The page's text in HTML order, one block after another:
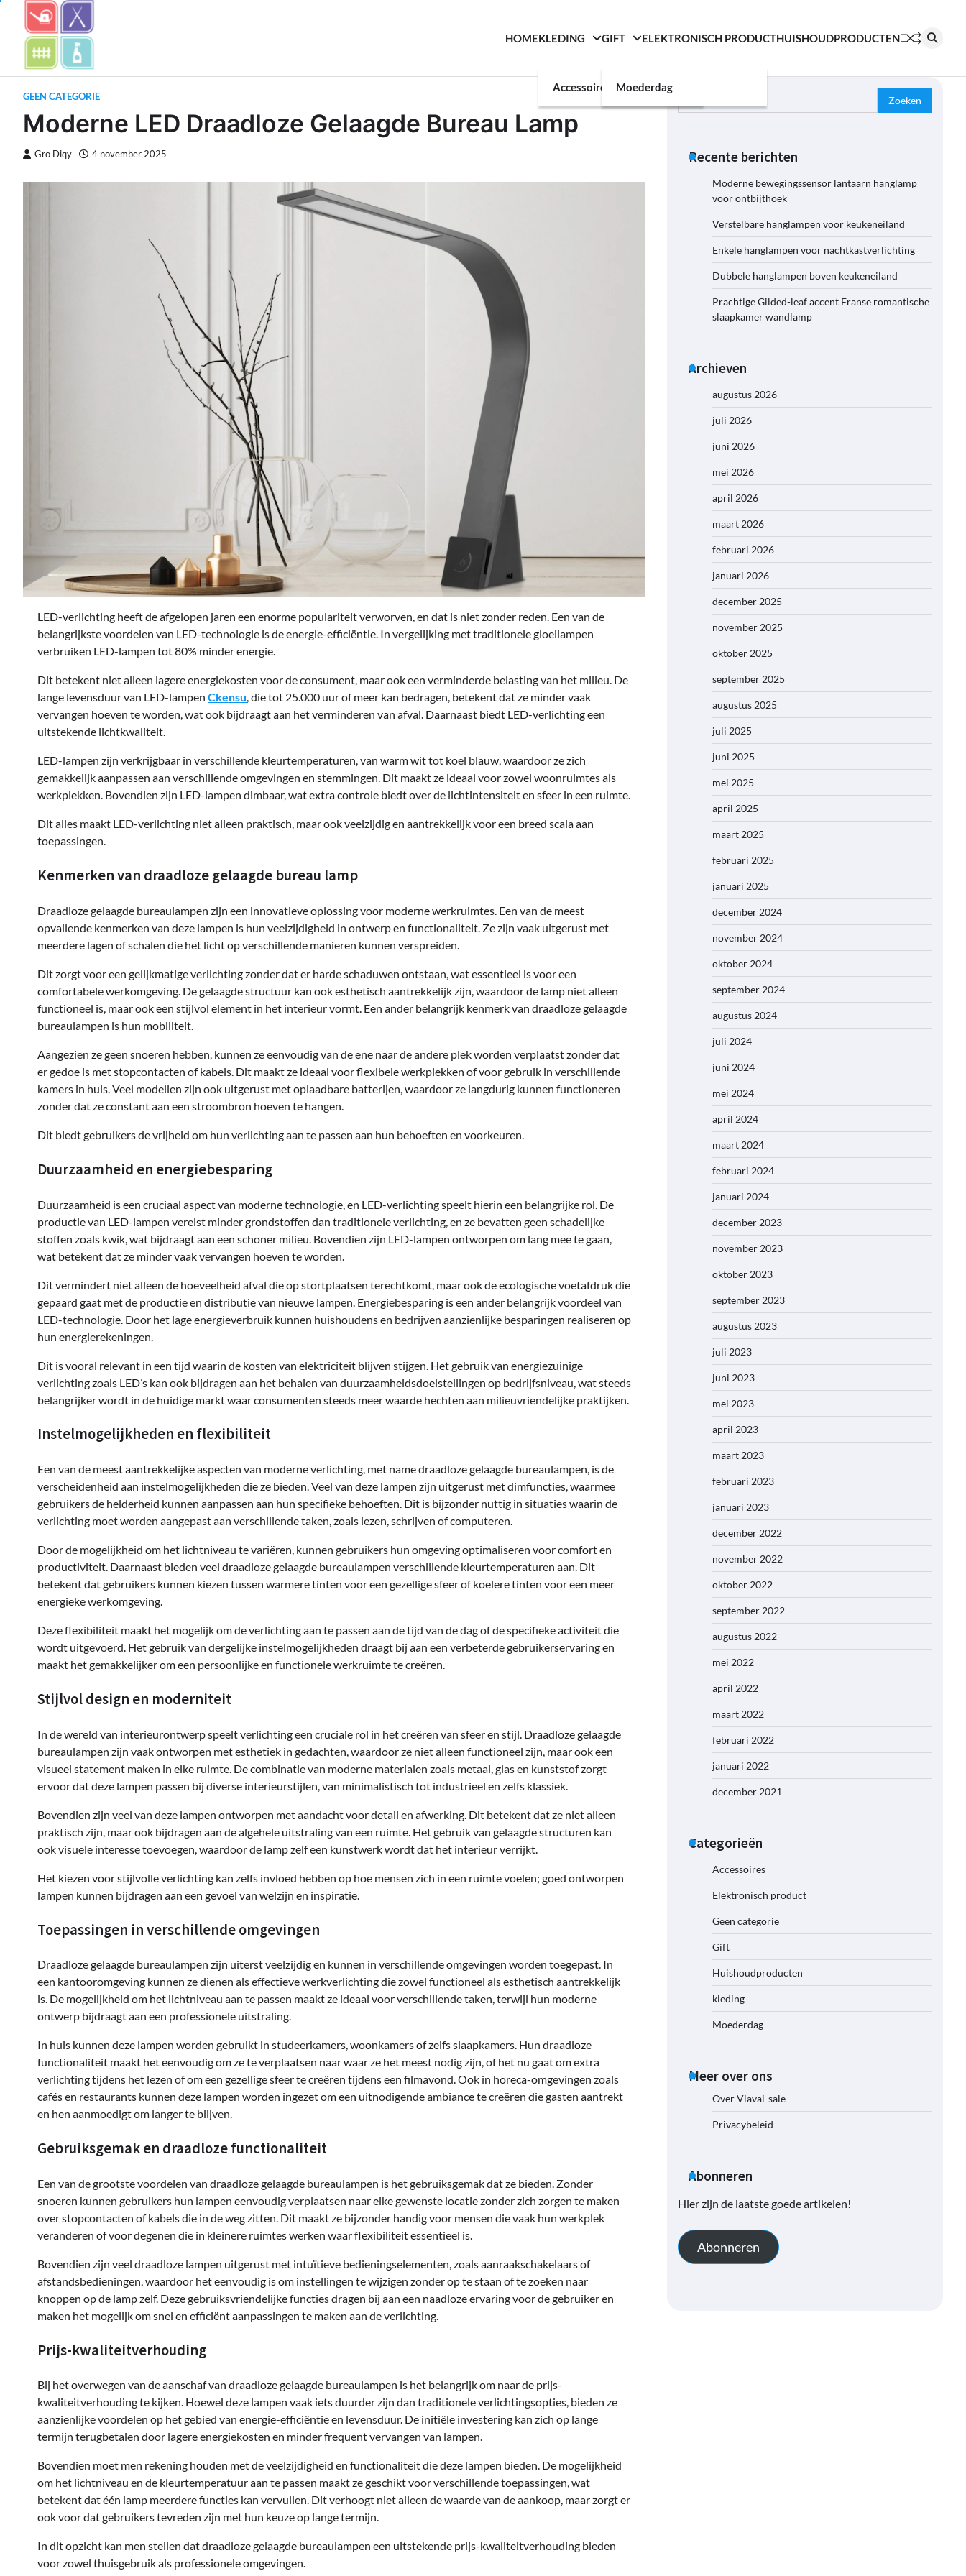
content
HOMEKLEDING
Accessoires
GIFT
Moederdag
ELEKTRONISCH PRODUCTHUISHOUDPRODUCTEN
GEEN CATEGORIE
Moderne LED Draadloze Gelaagde Bureau Lamp
Gro Diqy 4 november 2025
LED-verlichting heeft de afgelopen jaren een enorme populariteit verworven, en dat is niet zonder reden. Een van de
belangrijkste voordelen van LED-technologie is de energie-efficiëntie. In vergelijking met traditionele gloeilampen
verbruiken LED-lampen tot 80% minder energie.
Dit betekent niet alleen lagere energiekosten voor de consument, maar ook een verminderde belasting van het milieu. De
lange levensduur van LED-lampen Ckensu, die tot 25.000 uur of meer kan bedragen, betekent dat ze minder vaak
vervangen hoeven te worden, wat ook bijdraagt aan het verminderen van afval. Daarnaast biedt LED-verlichting een
uitstekende lichtkwaliteit.
LED-lampen zijn verkrijgbaar in verschillende kleurtemperaturen, van warm wit tot koel blauw, waardoor ze zich
gemakkelijk aanpassen aan verschillende omgevingen en stemmingen. Dit maakt ze ideaal voor zowel woonruimtes als
werkplekken. Bovendien zijn LED-lampen dimbaar, wat extra controle biedt over de lichtintensiteit en sfeer in een ruimte.
Dit alles maakt LED-verlichting niet alleen praktisch, maar ook veelzijdig en aantrekkelijk voor een breed scala aan
toepassingen.
Kenmerken van draadloze gelaagde bureau lamp
Draadloze gelaagde bureaulampen zijn een innovatieve oplossing voor moderne werkruimtes. Een van de meest
opvallende kenmerken van deze lampen is hun veelzijdigheid in ontwerp en functionaliteit. Ze zijn vaak uitgerust met
meerdere lagen of schalen die het licht op verschillende manieren kunnen verspreiden.
Dit zorgt voor een gelijkmatige verlichting zonder dat er harde schaduwen ontstaan, wat essentieel is voor een
comfortabele werkomgeving. De gelaagde structuur kan ook esthetisch aantrekkelijk zijn, waardoor de lamp niet alleen
functioneel is, maar ook een stijlvol element in het interieur vormt. Een ander belangrijk kenmerk van draadloze gelaagde
bureaulampen is hun mobiliteit.
Aangezien ze geen snoeren hebben, kunnen ze eenvoudig van de ene naar de andere plek worden verplaatst zonder dat
er gedoe is met stopcontacten of kabels. Dit maakt ze ideaal voor flexibele werkplekken of voor gebruik in verschillende
kamers in huis. Veel modellen zijn ook uitgerust met oplaadbare batterijen, waardoor ze langdurig kunnen functioneren
zonder dat ze constant aan een stroombron hoeven te hangen.
Dit biedt gebruikers de vrijheid om hun verlichting aan te passen aan hun behoeften en voorkeuren.
Duurzaamheid en energiebesparing
Duurzaamheid is een cruciaal aspect van moderne technologie, en LED-verlichting speelt hierin een belangrijke rol. De
productie van LED-lampen vereist minder grondstoffen dan traditionele verlichting, en ze bevatten geen schadelijke
stoffen zoals kwik, wat bijdraagt aan een schoner milieu. Bovendien zijn LED-lampen ontworpen om lang mee te gaan,
wat betekent dat ze minder vaak vervangen hoeven te worden.
Dit vermindert niet alleen de hoeveelheid afval die op stortplaatsen terechtkomt, maar ook de ecologische voetafdruk die
gepaard gaat met de productie en distributie van nieuwe lampen. Energiebesparing is een ander belangrijk voordeel van
LED-technologie. Door het lage energieverbruik kunnen huishoudens en bedrijven aanzienlijke besparingen realiseren op
hun energierekeningen.
Dit is vooral relevant in een tijd waarin de kosten van elektriciteit blijven stijgen. Het gebruik van energiezuinige
verlichting zoals LED’s kan ook bijdragen aan het behalen van duurzaamheidsdoelstellingen op bedrijfsniveau, wat steeds
belangrijker wordt in de huidige markt waar consumenten steeds meer waarde hechten aan milieuvriendelijke praktijken.
Instelmogelijkheden en flexibiliteit
Een van de meest aantrekkelijke aspecten van moderne verlichting, met name draadloze gelaagde bureaulampen, is de
verscheidenheid aan instelmogelijkheden die ze bieden. Veel van deze lampen zijn uitgerust met dimfuncties, waarmee
gebruikers de helderheid kunnen aanpassen aan hun specifieke behoeften. Dit is bijzonder nuttig in situaties waarin de
verlichting moet worden aangepast aan verschillende taken, zoals lezen, schrijven of computeren.
Door de mogelijkheid om het lichtniveau te variëren, kunnen gebruikers hun omgeving optimaliseren voor comfort en
productiviteit. Daarnaast bieden veel draadloze gelaagde bureaulampen verschillende kleurtemperaturen aan. Dit
betekent dat gebruikers kunnen kiezen tussen warmere tinten voor een gezellige sfeer of koelere tinten voor een meer
energieke werkomgeving.
Deze flexibiliteit maakt het mogelijk om de verlichting aan te passen aan de tijd van de dag of de specifieke activiteit die
wordt uitgevoerd. Het gebruik van dergelijke instelmogelijkheden draagt bij aan een verbeterde gebruikerservaring en
maakt het gemakkelijker om een persoonlijke en functionele werkruimte te creëren.
Stijlvol design en moderniteit
In de wereld van interieurontwerp speelt verlichting een cruciale rol in het creëren van sfeer en stijl. Draadloze gelaagde
bureaulampen zijn vaak ontworpen met esthetiek in gedachten, waardoor ze niet alleen functioneel zijn, maar ook een
visueel statement maken in elke ruimte. De combinatie van moderne materialen zoals metaal, glas en kunststof zorgt
ervoor dat deze lampen passen bij diverse interieurstijlen, van minimalistisch tot industrieel en zelfs klassiek.
Bovendien zijn veel van deze lampen ontworpen met aandacht voor detail en afwerking. Dit betekent dat ze niet alleen
praktisch zijn, maar ook bijdragen aan de algehele uitstraling van een ruimte. Het gebruik van gelaagde structuren kan
ook visuele interesse toevoegen, waardoor de lamp zelf een kunstwerk wordt dat het interieur verrijkt.
Het kiezen voor stijlvolle verlichting kan zelfs invloed hebben op hoe mensen zich in een ruimte voelen; goed ontworpen
lampen kunnen bijdragen aan een gevoel van welzijn en inspiratie.
Toepassingen in verschillende omgevingen
Draadloze gelaagde bureaulampen zijn uiterst veelzijdig en kunnen in verschillende omgevingen worden toegepast. In
een kantooromgeving kunnen ze dienen als effectieve werkverlichting die zowel functioneel als esthetisch aantrekkelijk
is. De mogelijkheid om het lichtniveau aan te passen maakt ze ideaal voor verschillende taken, terwijl hun moderne
ontwerp bijdraagt aan een professionele uitstraling.
In huis kunnen deze lampen worden gebruikt in studeerkamers, woonkamers of zelfs slaapkamers. Hun draadloze
functionaliteit maakt het eenvoudig om ze te verplaatsen naar waar ze het meest nodig zijn, of het nu gaat om extra
verlichting tijdens het lezen of om een gezellige sfeer te creëren tijdens een filmavond. Ook in horeca-omgevingen zoals
cafés en restaurants kunnen deze lampen worden ingezet om een uitnodigende ambiance te creëren die gasten aantrekt
en hen aanmoedigt om langer te blijven.
Gebruiksgemak en draadloze functionaliteit
Een van de grootste voordelen van draadloze gelaagde bureaulampen is het gebruiksgemak dat ze bieden. Zonder
snoeren kunnen gebruikers hun lampen eenvoudig verplaatsen naar elke gewenste locatie zonder zich zorgen te maken
over stopcontacten of kabels die in de weg zitten. Dit maakt ze bijzonder handig voor mensen die vaak hun werkplek
veranderen of voor degenen die in kleinere ruimtes werken waar flexibiliteit essentieel is.
Bovendien zijn veel draadloze lampen uitgerust met intuïtieve bedieningselementen, zoals aanraakschakelaars of
afstandsbedieningen, waardoor het eenvoudig is om instellingen te wijzigen zonder op te staan of te zoeken naar
knoppen op de lamp zelf. Deze gebruiksvriendelijke functies dragen bij aan een naadloze ervaring voor de gebruiker en
maken het mogelijk om snel en efficiënt aanpassingen te maken aan de verlichting.
Prijs-kwaliteitverhouding
Bij het overwegen van de aanschaf van draadloze gelaagde bureaulampen is het belangrijk om naar de prijs-
kwaliteitverhouding te kijken. Hoewel deze lampen vaak iets duurder zijn dan traditionele verlichtingsopties, bieden ze
aanzienlijke voordelen op het gebied van energie-efficiëntie en levensduur. De initiële investering kan zich op lange
termijn terugbetalen door lagere energiekosten en minder frequent vervangen van lampen.
Bovendien moet men rekening houden met de veelzijdigheid en functionaliteit die deze lampen bieden. De mogelijkheid
om het lichtniveau en de kleurtemperatuur aan te passen maakt ze geschikt voor verschillende toepassingen, wat
betekent dat één lamp meerdere functies kan vervullen. Dit verhoogt niet alleen de waarde van de aankoop, maar zorgt er
ook voor dat gebruikers tevreden zijn met hun keuze op lange termijn.
In dit opzicht kan men stellen dat draadloze gelaagde bureaulampen een uitstekende prijs-kwaliteitverhouding bieden
voor zowel thuisgebruik als professionele omgevingen.
naar:
Recente berichten
Moderne bewegingssensor lantaarn hanglamp
voor ontbijthoek
Verstelbare hanglampen voor keukeneiland
Enkele hanglampen voor nachtkastverlichting
Dubbele hanglampen boven keukeneiland
Prachtige Gilded-leaf accent Franse romantische
slaapkamer wandlamp
Archieven
augustus 2026
juli 2026
juni 2026
mei 2026
april 2026
maart 2026
februari 2026
januari 2026
december 2025
november 2025
oktober 2025
september 2025
augustus 2025
juli 2025
juni 2025
mei 2025
april 2025
maart 2025
februari 2025
januari 2025
december 2024
november 2024
oktober 2024
september 2024
augustus 2024
juli 2024
juni 2024
mei 2024
april 2024
maart 2024
februari 2024
januari 2024
december 2023
november 2023
oktober 2023
september 2023
augustus 2023
juli 2023
juni 2023
mei 2023
april 2023
maart 2023
februari 2023
januari 2023
december 2022
november 2022
oktober 2022
september 2022
augustus 2022
mei 2022
april 2022
maart 2022
februari 2022
januari 2022
december 2021
Categorieën
Accessoires
Elektronisch product
Geen categorie
Gift
Huishoudproducten
kleding
Moederdag
Meer over ons
Over Viavai-sale
Privacybeleid
Abonneren
Hier zijn de laatste goede artikelen!
Abonneren